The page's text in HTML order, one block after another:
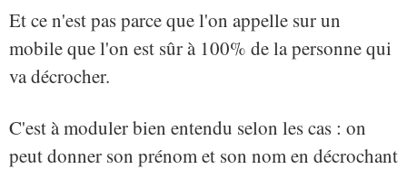
Et ce n'est pas parce que l'on appelle sur un
mobile que l'on est sûr à 100% de la personne qui
va décrocher.
C'est à moduler bien entendu selon les cas : on
peut donner son prénom et son nom en décrochant